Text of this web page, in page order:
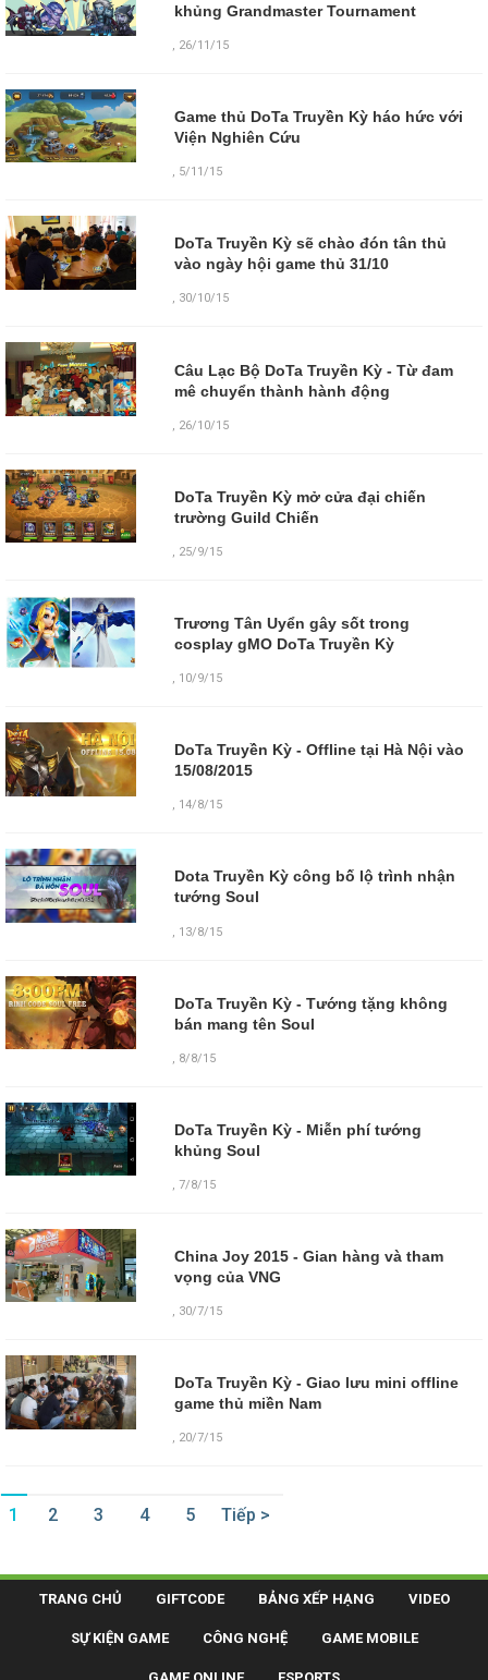
khủng Grandmaster Tournament
, 26/11/15
Game thủ DoTa Truyền Kỳ háo hức với
Viện Nghiên Cứu
, 5/11/15
DoTa Truyền Kỳ sẽ chào đón tân thủ
vào ngày hội game thủ 31/10
, 30/10/15
Câu Lạc Bộ DoTa Truyền Kỳ - Từ đam
mê chuyển thành hành động
, 26/10/15
DoTa Truyền Kỳ mở cửa đại chiến
trường Guild Chiến
, 25/9/15
Trương Tân Uyển gây sốt trong
cosplay gMO DoTa Truyền Kỳ
, 10/9/15
DoTa Truyền Kỳ - Offline tại Hà Nội vào
15/08/2015
, 14/8/15
Dota Truyền Kỳ công bố lộ trình nhận
tướng Soul
13/8/15
DoTa Truyền Kỳ - Tướng tặng không
bán mang tên Soul
, 8/8/15
DoTa Truyền Kỳ - Miễn phí tướng
khủng Soul
,7/8/15
China Joy 2015 - Gian hàng và tham
vọng của VNG
, 30/7/15
DoTa Truyền Kỳ - Giao lưu mini offline
game thủ miền Nam
, 20/7/15
1 2 3 4 5 Tiếp >
TRANG CHỦ GIFTCODE BẢNG XẾP HẠNG VIDEO
SỰ KIỆN GAME CÔNG NGHỆ GAME MOBILE